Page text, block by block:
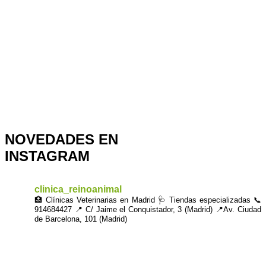
NOVEDADES EN
INSTAGRAM
clinica_reinoanimal
🏥 Clínicas Veterinarias en Madrid 🩺 Tiendas especializadas 📞
914684427 📍 C/ Jaime el Conquistador, 3 (Madrid) 📍Av. Ciudad
de Barcelona, 101 (Madrid)